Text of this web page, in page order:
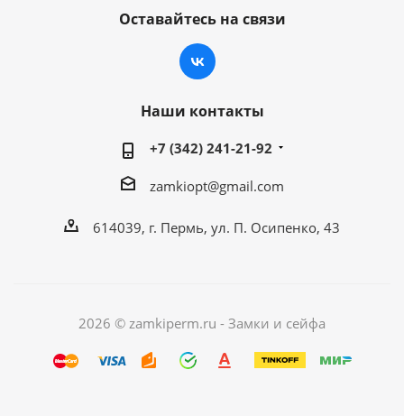
Оставайтесь на связи
Наши контакты
+7 (342) 241-21-92
zamkiopt@gmail.com
614039, г. Пермь, ул. П. Осипенко, 43
2026 © zamkiperm.ru - Замки и сейфа